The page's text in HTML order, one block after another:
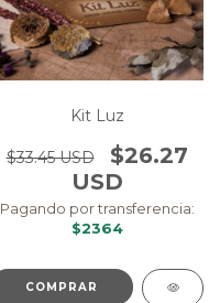
Kit Luz
$33.45 USD
$26.27
USD
Pagando por transferencia:
$2364